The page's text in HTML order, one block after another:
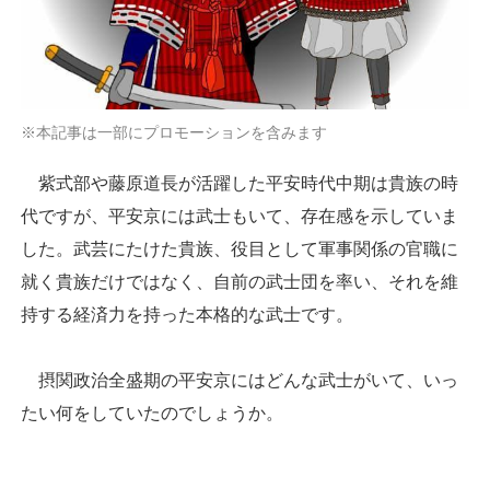
※本記事は一部にプロモーションを含みます
紫式部や藤原道長が活躍した平安時代中期は貴族の時
代ですが、平安京には武士もいて、存在感を示していま
した。武芸にたけた貴族、役目として軍事関係の官職に
就く貴族だけではなく、自前の武士団を率い、それを維
持する経済力を持った本格的な武士です。
摂関政治全盛期の平安京にはどんな武士がいて、いっ
たい何をしていたのでしょうか。